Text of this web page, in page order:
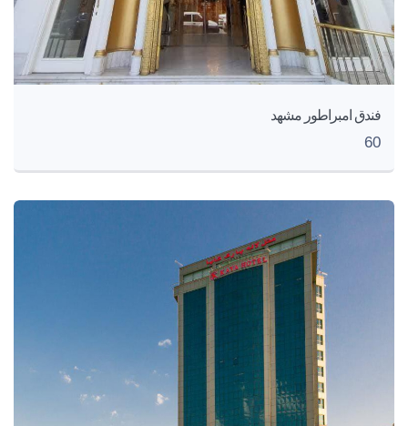
فندق امبراطور مشهد
60